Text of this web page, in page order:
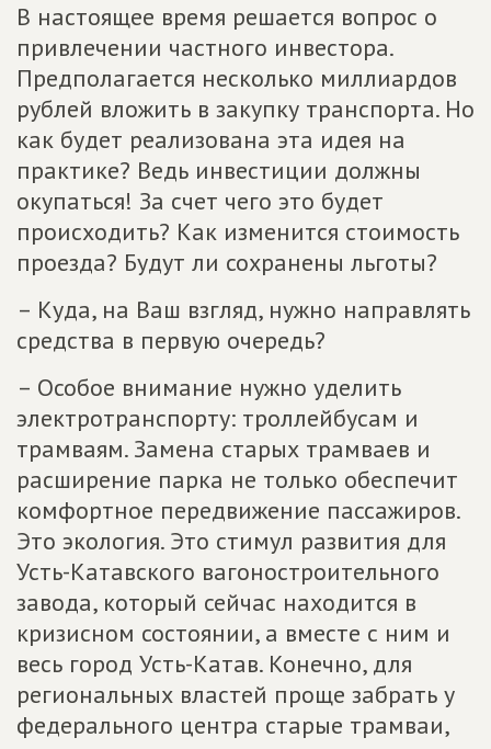
В настоящее время решается вопрос о
привлечении частного инвестора.
Предполагается несколько миллиардов
рублей вложить в закупку транспорта. Но
как будет реализована эта идея на
практике? Ведь инвестиции должны
окупаться! За счет чего это будет
происходить? Как изменится стоимость
проезда? Будут ли сохранены льготы?
– Куда, на Ваш взгляд, нужно направлять
средства в первую очередь?
– Особое внимание нужно уделить
электротранспорту: троллейбусам и
трамваям. Замена старых трамваев и
расширение парка не только обеспечит
комфортное передвижение пассажиров.
Это экология. Это стимул развития для
Усть-Катавского вагоностроительного
завода, который сейчас находится в
кризисном состоянии, а вместе с ним и
весь город Усть-Катав. Конечно, для
региональных властей проще забрать у
федерального центра старые трамваи,